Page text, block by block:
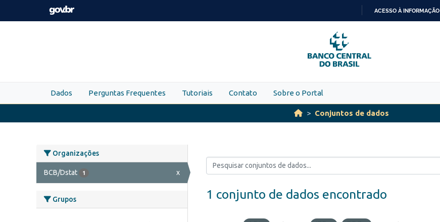
Skip to main content
PARA
O
CONTEÚDO
ACESSO À INFORMAÇÃO
Dados Perguntas Frequentes Tutoriais Contato Sobre o Portal
Conjuntos de dados
Organizações
BCB/Dstat 1 x
Grupos 1 conjunto de dados encontrado